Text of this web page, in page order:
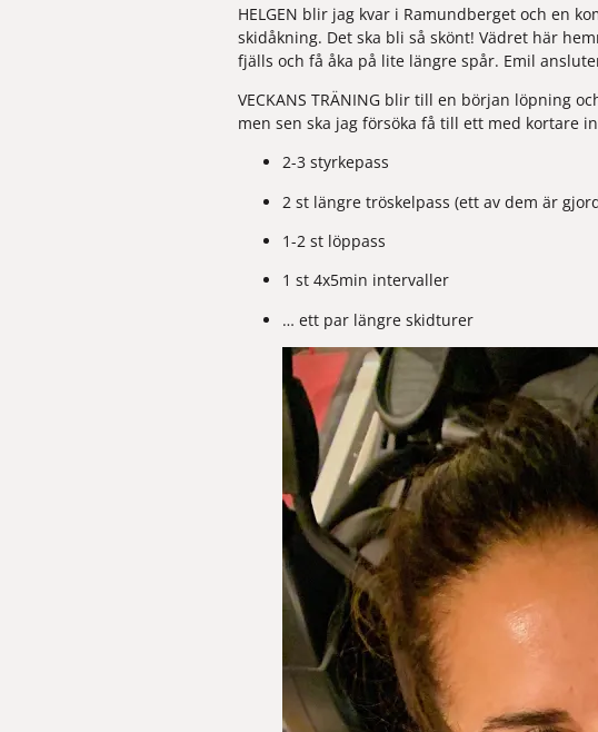
HELGEN blir jag kvar i Ramundberget och en
skidåkning. Det ska bli så skönt! Vädret här
fjälls och få åka på lite längre spår. Emil
VECKANS TRÄNING blir till en början löpning
men sen ska jag försöka få till ett med kortare
2-3 styrkepass
2 st längre tröskelpass (ett av dem är
1-2 st löppass
1 st 4x5min intervaller
… ett par längre skidturer